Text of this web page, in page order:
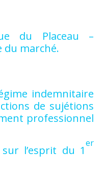
du Placeau –
marché.
indemnitaire
de sujétions
professionnel
l’esprit du 1
er